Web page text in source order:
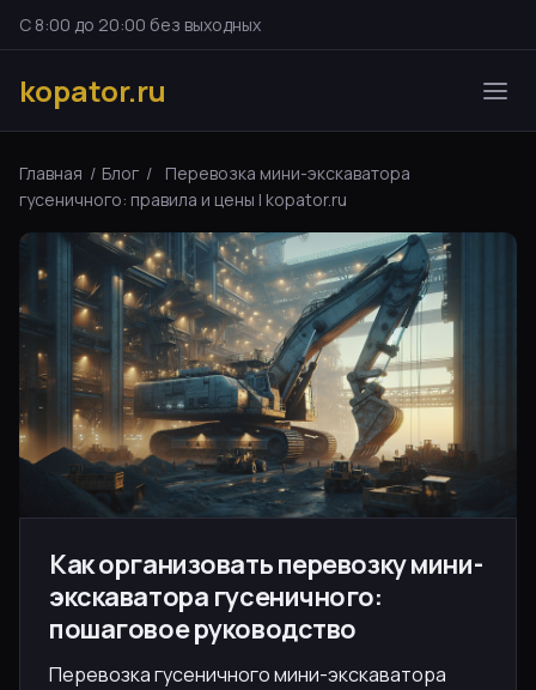
С 8:00 до 20:00 без выходных
kopator.ru
Главная / Блог /
Перевозка мини-экскаватора
гусеничного: правила и цены | kopator.ru
Как организовать перевозку мини-
экскаватора гусеничного:
пошаговое руководство
Перевозка гусеничного мини-экскаватора